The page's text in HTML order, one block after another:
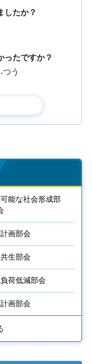
したか？
ったですか？
つう
能な社会形成部
画部会
生部会
荷低減部会
画部会